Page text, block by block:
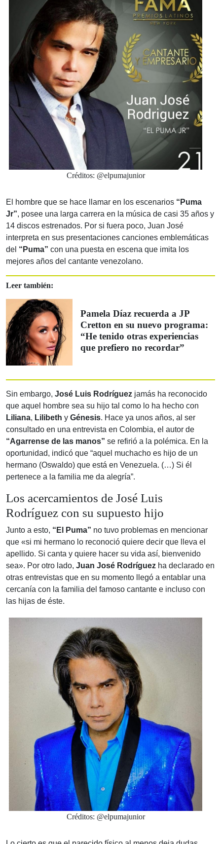
Créditos: @elpumajunior
El hombre que se hace llamar en los escenarios “Puma
Jr”, posee una larga carrera en la música de casi 35 años y
14 discos estrenados. Por si fuera poco, Juan José
interpreta en sus presentaciones canciones emblemáticas
del “Puma” con una puesta en escena que imita los
mejores años del cantante venezolano.
Leer también:
Pamela Díaz recuerda a JP
Cretton en su nuevo programa:
“He tenido otras experiencias
que prefiero no recordar”
Sin embargo, José Luis Rodríguez jamás ha reconocido
que aquel hombre sea su hijo tal como lo ha hecho con
Liliana, Lilibeth y Génesis. Hace ya unos años, al ser
consultado en una entrevista en Colombia, el autor de
“Agarrense de las manos” se refirió a la polémica. En la
oportunidad, indicó que “aquel muchacho es hijo de un
hermano (Oswaldo) que está en Venezuela. (…) Si él
pertenece a la familia me da alegría”.
Los acercamientos de José Luis
Rodríguez con su supuesto hijo
Junto a esto, “El Puma” no tuvo problemas en mencionar
que «si mi hermano lo reconoció quiere decir que lleva el
apellido. Si canta y quiere hacer su vida así, bienvenido
sea». Por otro lado, Juan José Rodríguez ha declarado en
otras entrevistas que en su momento llegó a entablar una
cercanía con la familia del famoso cantante e incluso con
las hijas de éste.
Créditos: @elpumajunior